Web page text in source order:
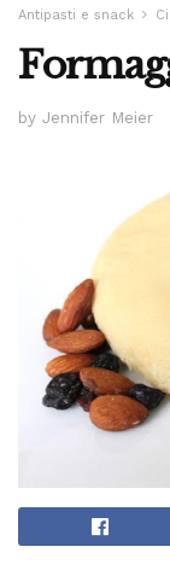
Antipasti e snack
by Jennifer Meier